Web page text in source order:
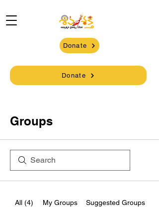
Donate
Donate
Groups
All (4) My Groups Suggested Groups